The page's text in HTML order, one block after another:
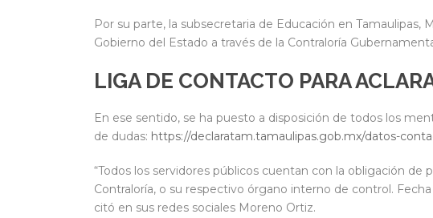
Por su parte, la subsecretaria de Educación en Tamaulipas,
Gobierno del Estado a través de la Contraloría
LIGA DE CONTACTO PARA
En ese sentido, se ha puesto a disposición de todos los
de dudas: https://declaratam.tamaulipas.gob.mx/datos-
“Todos los servidores públicos cuentan con la obligación de
Contraloría, o su respectivo órgano interno de control.
citó en sus redes sociales Moreno Ortiz.